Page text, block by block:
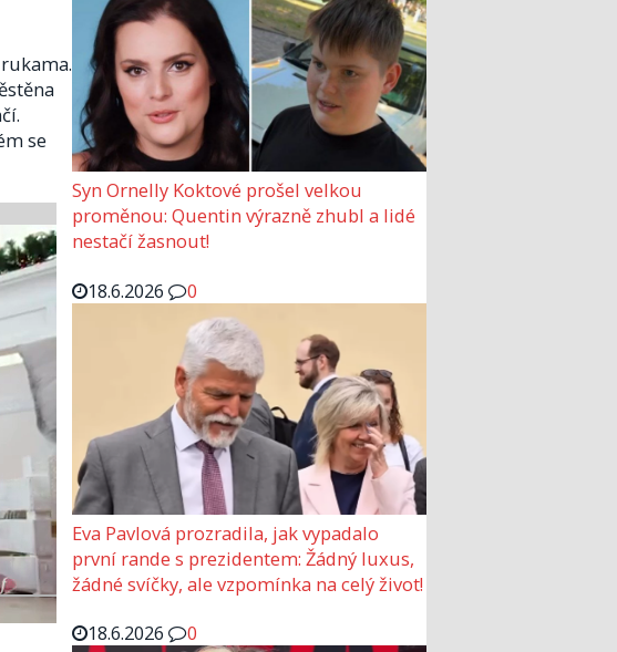
se
Syn Ornelly Koktové prošel velkou
proměnou: Quentin výrazně zhubl a lidé
nestačí žasnout!
18.6.2026
0
Eva Pavlová prozradila, jak vypadalo
první rande s prezidentem: Žádný luxus,
žádné svíčky, ale vzpomínka na celý život!
18.6.2026
0